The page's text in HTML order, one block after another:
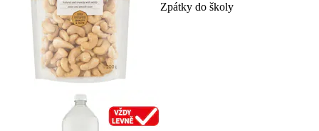
Zpátky do školy